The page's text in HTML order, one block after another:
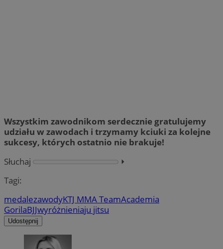
Wszystkim zawodnikom serdecznie gratulujemy
udziału w zawodach i trzymamy kciuki za kolejne
sukcesy, których ostatnio nie brakuje!
Słuchaj
⏵︎
Tagi:
medalezawodyKTJ MMA TeamAcademia
GorilaBJJwyróżnieniaju jitsu
Udostępnij